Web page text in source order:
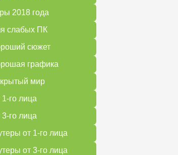
2018 года
слабых ПК
сюжет
графика
мир
го лица
го лица
от 1-го лица
от 3-го лица